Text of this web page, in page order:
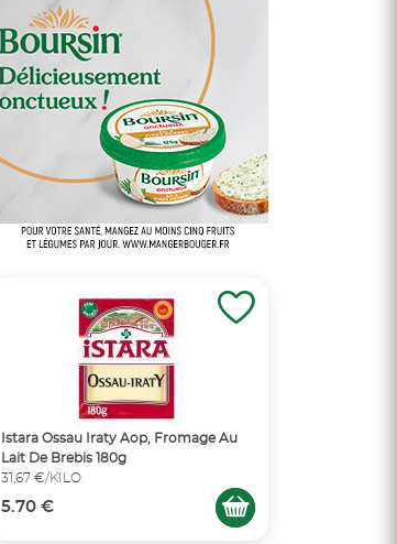
Istara Ossau Iraty Aop, Fromage Au
Lait De Brebis 180g
31,67 €/KILO
5.70 €